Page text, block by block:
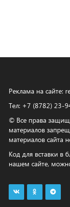
Реклама на сайте:
Тел: +7 (8782)
© Все права
материалов
материалов сайта
Код для вставки в
нашем сайте,